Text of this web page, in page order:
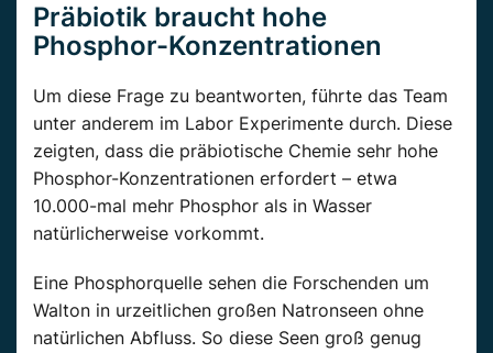
Präbiotik braucht hohe
Phosphor-Konzentrationen
Um diese Frage zu beantworten, führte das Team
unter anderem im Labor Experimente durch. Diese
zeigten, dass die präbiotische Chemie sehr hohe
Phosphor-Konzentrationen erfordert – etwa
10.000-mal mehr Phosphor als in Wasser
natürlicherweise vorkommt.
Eine Phosphorquelle sehen die Forschenden um
Walton in urzeitlichen großen Natronseen ohne
natürlichen Abfluss. So diese Seen groß genug